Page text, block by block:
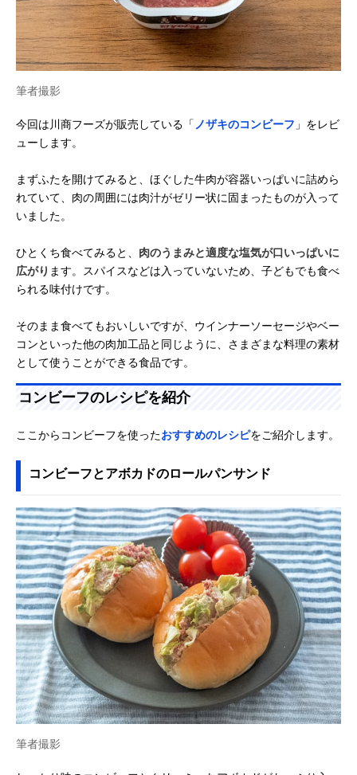
筆者撮影
今回は川商フーズが販売している「 ノザキのコンビーフ 」をレビ
ューします。
まずふたを開けてみると、ほぐした牛肉が容器いっぱいに詰めら
れていて、肉の周囲には肉汁がゼリー状に固まったものが入って
いました。
ひとくち食べてみると、 肉のうまみと適度な塩気が口いっぱいに
広がり ます。スパイスなどは入っていないため、子どもでも食べ
られる味付けです。
そのまま食べてもおいしいですが、ウインナーソーセージやベー
コンといった他の肉加工品と同じように、さまざまな料理の素材
として使うことができる食品です。
コンビーフのレシピを紹介
ここからコンビーフを使ったおすすめのレシピをご紹介します。
コンビーフとアボカドのロールパンサンド
筆者撮影